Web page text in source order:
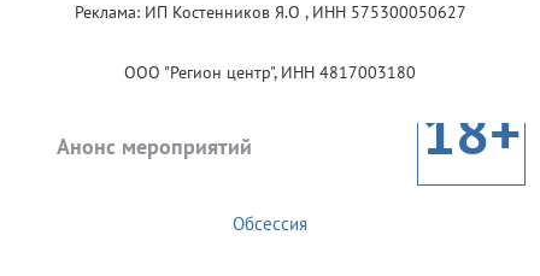
Реклама: ИП Костенников Я.О , ИНН 575300050627
ООО "Регион центр", ИНН 4817003180
Анонс мероприятий 18+
Обсессия